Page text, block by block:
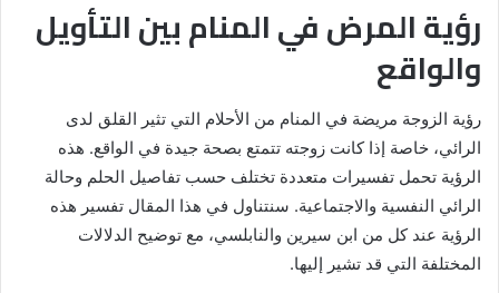
رؤية المرض في المنام بين التأويل
والواقع
رؤية الزوجة مريضة في المنام من الأحلام التي تثير القلق لدى
الرائي، خاصة إذا كانت زوجته تتمتع بصحة جيدة في الواقع. هذه
الرؤية تحمل تفسيرات متعددة تختلف حسب تفاصيل الحلم وحالة
الرائي النفسية والاجتماعية. سنتناول في هذا المقال تفسير هذه
الرؤية عند كل من ابن سيرين والنابلسي، مع توضيح الدلالات
المختلفة التي قد تشير إليها.